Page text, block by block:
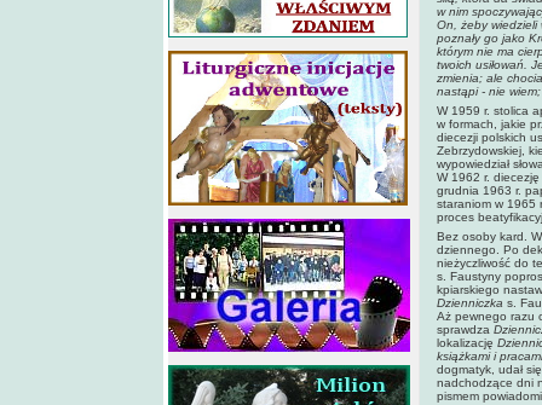
w nim
On, żeby wiedzieli
poznały go jako
którym nie ma
twoich usiłowań.
zmienia; ale
nastąpi - nie
W 1959 r. stolica
w formach, jakie
diecezji polskich
Zebrzydowskiej,
wypowiedział
W 1962 r.
grudnia 1963 r.
staraniom w 1965
proces
Bez osoby kard.
dziennego. Po
nieżyczliwość do
s. Faustyny
kpiarskiego
Dzienniczka s.
Aż pewnego razu
sprawdza
lokalizację
książkami i pracami
dogmatyk, udał
nadchodzące dni
pismem